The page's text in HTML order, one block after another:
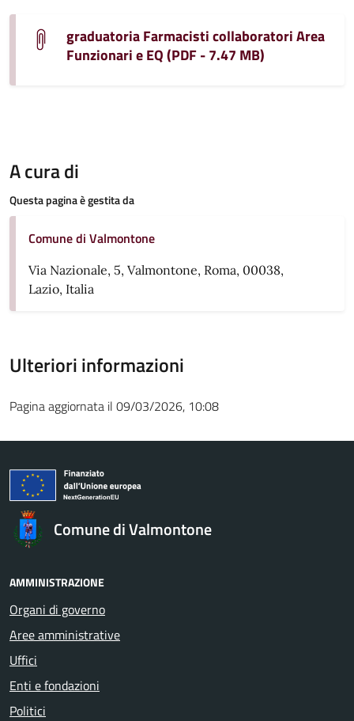
graduatoria Farmacisti collaboratori Area
Funzionari e EQ (PDF - 7.47 MB)
A cura di
Questa pagina è gestita da
Comune di Valmontone
Via Nazionale, 5, Valmontone, Roma, 00038,
Lazio, Italia
Ulteriori informazioni
Pagina aggiornata il 09/03/2026, 10:08
Comune di Valmontone
AMMINISTRAZIONE
Organi di governo
Aree amministrative
Uffici
Enti e fondazioni
Politici